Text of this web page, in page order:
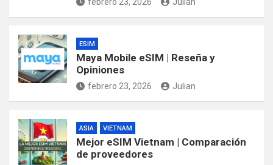
ESIM
Maya Mobile eSIM | Reseña y
Opiniones
febrero 23, 2026 Julian
ASIA VIETNAM
Mejor eSIM Vietnam | Comparación
de proveedores